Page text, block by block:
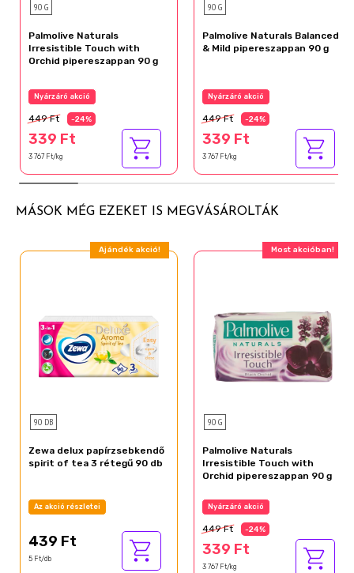
90 G
Palmolive Naturals
Irresistible Touch with
Orchid pipereszappan 90 g
Nyárzáró akció
449 Ft -24%
339 Ft
3 767 Ft/kg
90 G
Palmolive Naturals Balanced
& Mild pipereszappan 90 g
Nyárzáró akció
449 Ft -24%
339 Ft
3 767 Ft/kg
MÁSOK MÉG EZEKET IS MEGVÁSÁROLTÁK
Ajándék akció!
90 DB
Zewa delux papírzsebkendő
spirit of tea 3 rétegű 90 db
Az akció részletei
439 Ft
5 Ft/db
Most akcióban!
90 G
Palmolive Naturals
Irresistible Touch with
Orchid pipereszappan 90 g
Nyárzáró akció
449 Ft -24%
339 Ft
3 767 Ft/kg